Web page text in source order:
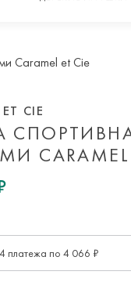
Caramel et Cie
CARAMEL
CIE
4 платежа по 4 066 ₽